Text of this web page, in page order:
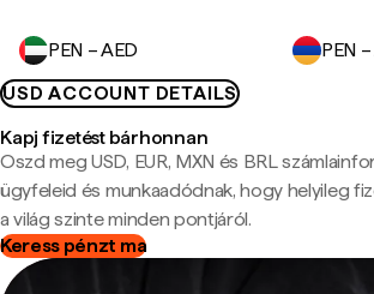
PEN – AED
PEN
USD ACCOUNT DETAILS
Kapj fizetést bárhonnan
Oszd meg USD, EUR, MXN és BRL
ügyfeleid és munkaadódnak, hogy helyileg
a világ szinte minden pontjáról.
Keress pénzt ma